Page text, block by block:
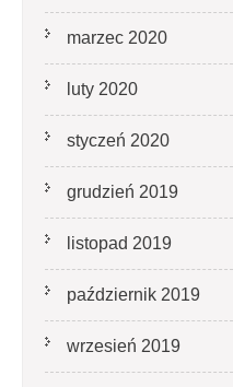
marzec 2020
luty 2020
styczeń 2020
grudzień 2019
listopad 2019
październik 2019
wrzesień 2019